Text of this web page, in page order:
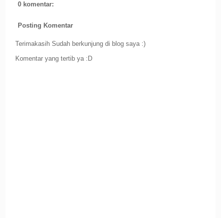
0 komentar:
Posting Komentar
Terimakasih Sudah berkunjung di blog saya :)
Komentar yang tertib ya :D